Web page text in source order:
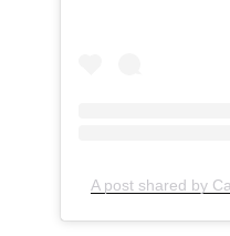
A post shared by